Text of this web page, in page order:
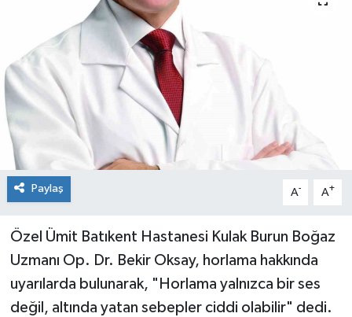
Paylaş A- A+
Özel Ümit Batıkent Hastanesi Kulak Burun Boğaz
Uzmanı Op. Dr. Bekir Oksay, horlama hakkında
uyarılarda bulunarak, "Horlama yalnızca bir ses
değil, altında yatan sebepler ciddi olabilir" dedi.
Teknoloji
Son Dakika Haberleri
Haber Arşivi